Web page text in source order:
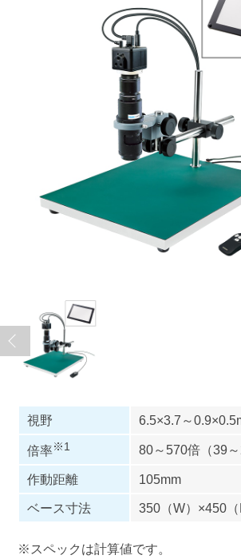
視野 6.5×3.7～
倍率※1 80～570倍（39～
作動距離
105mm
ベース寸法
350（W）×450
※スペックは計算値です。